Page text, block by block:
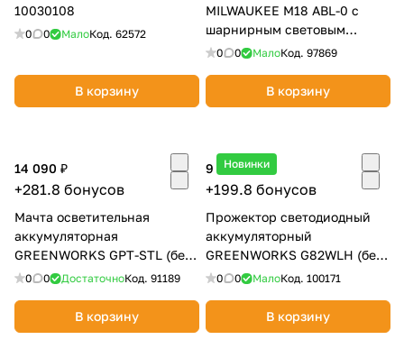
10030108
0 0 МалоКод. 62572
В корзину
MILWAUKEE M18 ABL-0 с
шарнирным световым
блоком (без АКБ и ЗУ)
0 0 МалоКод. 97869
В корзину
14 090 ₽
+281.8 бонусов
Мачта осветительная
аккумуляторная
GREENWORKS GPT-STL (без
АКБ и ЗУ) 3503207
0 0 ДостаточноКод. 91189
В корзину
Новинки
9 990 ₽
+199.8 бонусов
Прожектор светодиодный
аккумуляторный
GREENWORKS G82WLH (без
АКБ и ЗУ) 3504007
0 0 МалоКод. 100171
В корзину
Оплачивайте сегодня только
25% картой любого банка
Получайте товар
Оставшиеся 75 % будут
списываться
с вашей карты
по25%каждые 2 недели
Подробнее
об оплате Плайтом